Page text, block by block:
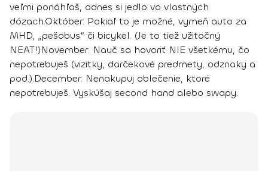
veľmi ponáhľaš, odnes si jedlo vo vlastných
dózach.Október: Pokiaľ to je možné, vymeň auto za
MHD, „pešobus“ či bicykel. (Je to tiež užitočný
NEAT!)November: Nauč sa hovoriť NIE všetkému, čo
nepotrebuješ (vizitky, darčekové predmety, odznaky a
pod.).December: Nenakupuj oblečenie, ktoré
nepotrebuješ. Vyskúšaj second hand alebo swapy.